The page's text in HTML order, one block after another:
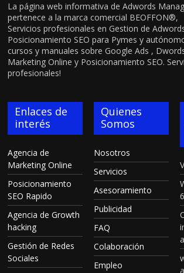
La página web informativa de Adwords
pertenece a la marca comercial BEOFFON®,
Servicios profesionales en Gestion de
Posicionamiento SEO para Pymes y
cursos y manuales sobre Google Ads ,
Marketing Online y Posicionamiento SEO.
profesionales!
Enlaces de
interés
Agencia de
Marketing Online
Posicionamiento
SEO Rapido
Agencia de Growth
hacking
Gestión de Redes
Sociales
Quienes
Somos
Nosotros
Servicios
Asesoramiento
Publicidad
FAQ
Colaboración
Empleo